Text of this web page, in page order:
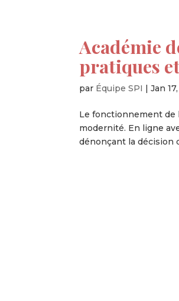
Académie
pratiques
par Équipe SPI |Jan
Le fonctionnement de
modernité. En ligne
dénonçant la décision